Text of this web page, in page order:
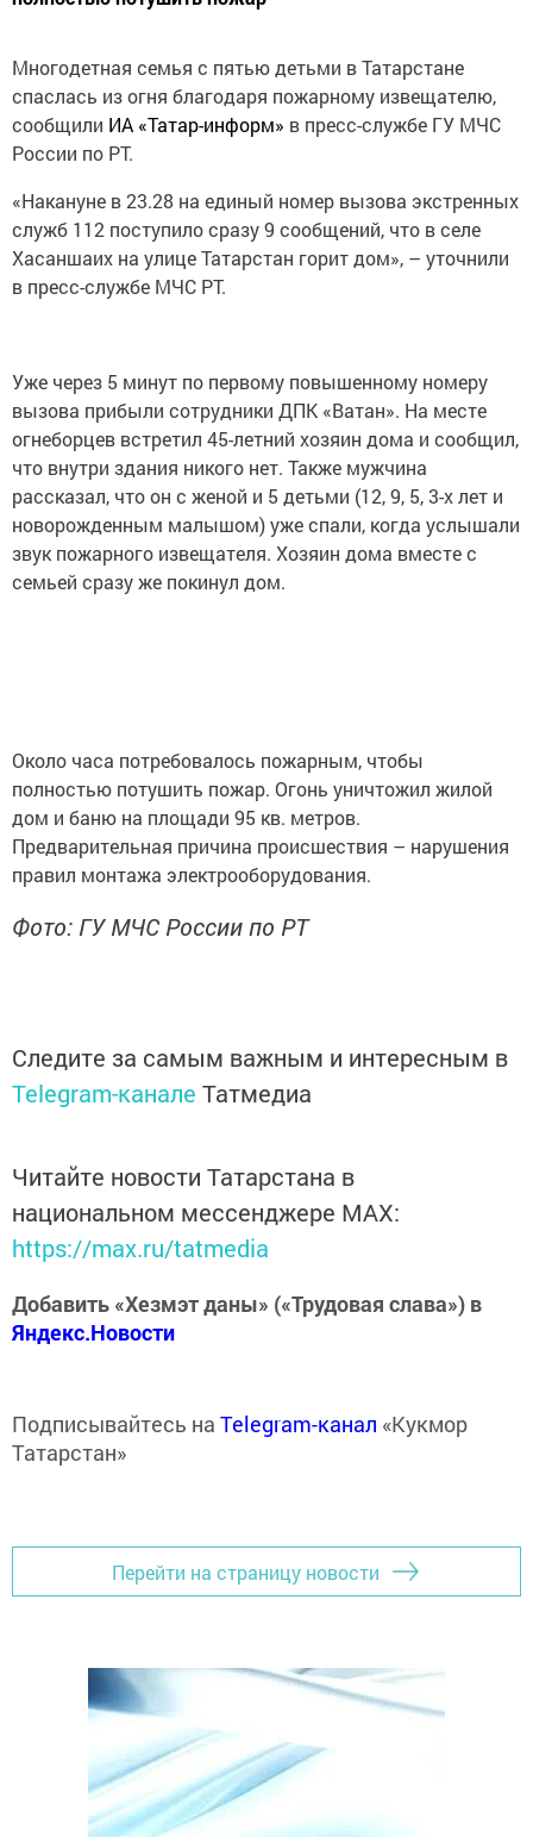
Многодетная семья с пятью детьми в Татарстане
спаслась из огня благодаря пожарному извещателю,
сообщили ИА «Татар-информ» в пресс-службе ГУ МЧС
России по РТ.
«Накануне в 23.28 на единый номер вызова экстренных
служб 112 поступило сразу 9 сообщений, что в селе
Хасаншаих на улице Татарстан горит дом», – уточнили
в пресс-службе МЧС РТ.
Уже через 5 минут по первому повышенному номеру
вызова прибыли сотрудники ДПК «Ватан». На месте
огнеборцев встретил 45-летний хозяин дома и сообщил,
что внутри здания никого нет. Также мужчина
рассказал, что он с женой и 5 детьми (12, 9, 5, 3-х лет и
новорожденным малышом) уже спали, когда услышали
звук пожарного извещателя. Хозяин дома вместе с
семьей сразу же покинул дом.
Около часа потребовалось пожарным, чтобы
полностью потушить пожар. Огонь уничтожил жилой
дом и баню на площади 95 кв. метров.
Предварительная причина происшествия – нарушения
правил монтажа электрооборудования.
Фото: ГУ МЧС России по РТ
Следите за самым важным и интересным в
Telegram-канале Татмедиа
Читайте новости Татарстана в
национальном мессенджере MАХ:
https://max.ru/tatmedia
Добавить «Хезмэт даны» («Трудовая слава») в
Яндекс.Новости
Подписывайтесь на Telegram-канал «Кукмор
Татарстан»
Перейти на страницу новости